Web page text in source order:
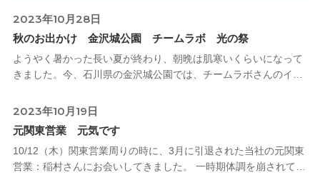
2023年10月28日
秋のお出かけ 金沢城公園 チームラボ 光の祭
ようやく暑かった長い夏が終わり、朝晩は肌寒いくらいになって
きました。今、石川県の金沢城公園では、チームラボさんのイベ
れる映像や大きなタマゴ型の
2023年10月19日
元関東営業 元気です
10/12（木）関東営業周りの時に、3月に引退された当社の元関東
営業：稲村さんにお会いしてきました。 一時期体調を崩されてい